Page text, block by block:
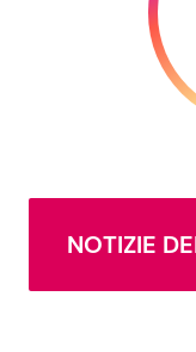
NOTIZIE